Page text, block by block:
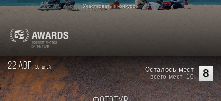
Участвовать в конкурсе
22 авг. 20дней 8
Осталось мест
всего мест: 10